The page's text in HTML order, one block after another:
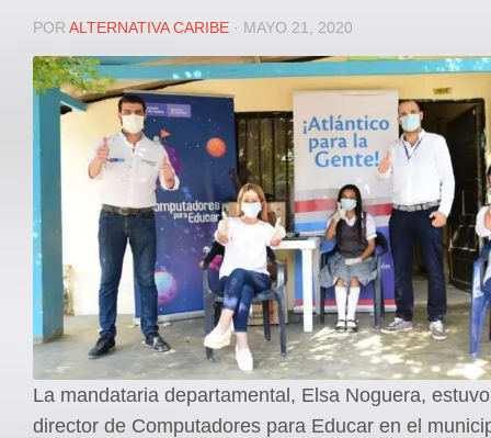
DEPARTAMENTAL
Internacional
OPINIÓN
Contactenos
facebook
Twitter
Instagram
Registro ISSN: 2711-3299
POR ALTERNATIVA CARIBE · MAYO 21, 2020
La mandataria departamental, Elsa Noguera,
director de Computadores para Educar en el